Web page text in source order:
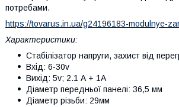
потребами.
https://tovarus.in.ua/g24196183-modulnye-
Характеристики:
Стабілізатор напруги, захист від
Вхід: 6-30v
Вихід: 5v; 2.1 А + 1А
Діаметр передньої панелі: 36,5 мм
Діаметр різьби: 29мм